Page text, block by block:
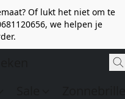
Of lukt het niet om te
we helpen je